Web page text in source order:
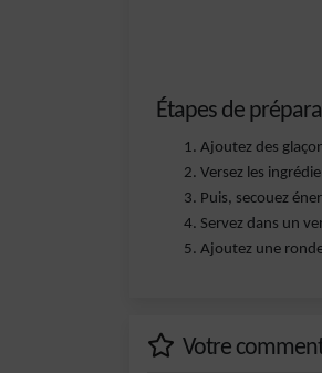
Étapes de
Ajoutez des
Versez les
Puis, secouez
Servez dans un
Ajoutez une
Votre